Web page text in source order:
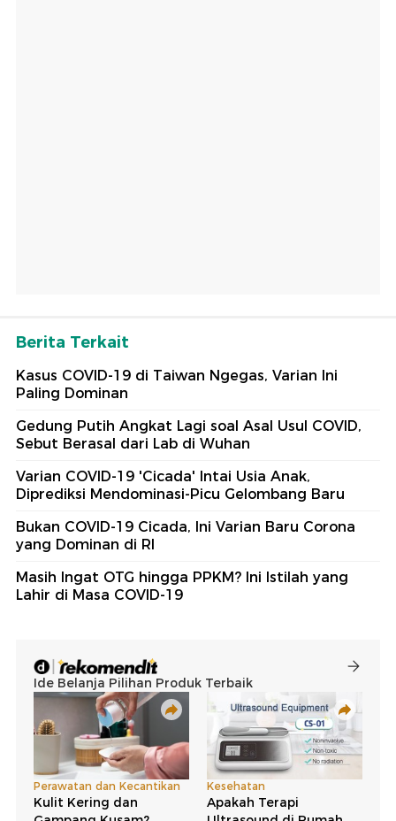
Berita Terkait
Kasus COVID-19 di Taiwan Ngegas, Varian Ini
Paling Dominan
Gedung Putih Angkat Lagi soal Asal Usul COVID,
Sebut Berasal dari Lab di Wuhan
Varian COVID-19 'Cicada' Intai Usia Anak,
Diprediksi Mendominasi-Picu Gelombang Baru
Bukan COVID-19 Cicada, Ini Varian Baru Corona
yang Dominan di RI
Masih Ingat OTG hingga PPKM? Ini Istilah yang
Lahir di Masa COVID-19